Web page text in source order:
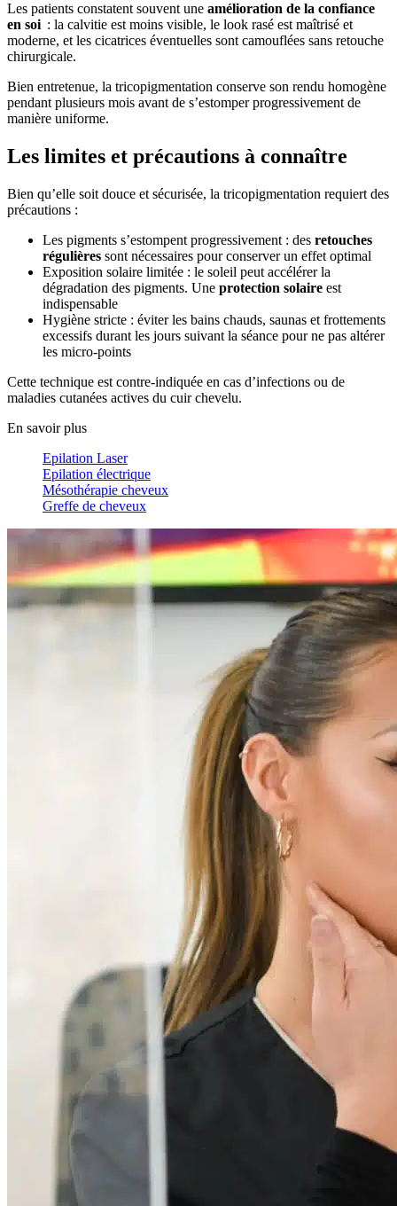
Les patients constatent souvent une amélioration de la confiance
en soi : la calvitie est moins visible, le look rasé est maîtrisé et
moderne, et les cicatrices éventuelles sont camouflées sans retouche
chirurgicale.
Bien entretenue, la tricopigmentation conserve son rendu homogène
pendant plusieurs mois avant de s’estomper progressivement de
manière uniforme.
Les limites et précautions à connaître
Bien qu’elle soit douce et sécurisée, la tricopigmentation requiert des
précautions :
Les pigments s’estompent progressivement : des retouches
régulières sont nécessaires pour conserver un effet optimal
Exposition solaire limitée : le soleil peut accélérer la
dégradation des pigments. Une protection solaire est
indispensable
Hygiène stricte : éviter les bains chauds, saunas et frottements
excessifs durant les jours suivant la séance pour ne pas altérer
les micro-points
Cette technique est contre-indiquée en cas d’infections ou de
maladies cutanées actives du cuir chevelu.
En savoir plus
Epilation Laser
Epilation électrique
Mésothérapie cheveux
Greffe de cheveux